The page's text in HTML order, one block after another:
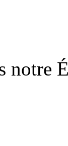
notre